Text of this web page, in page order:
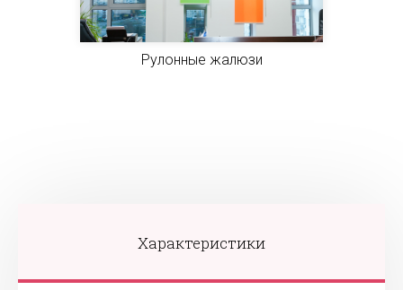
Рулонные жалюзи
Характеристики